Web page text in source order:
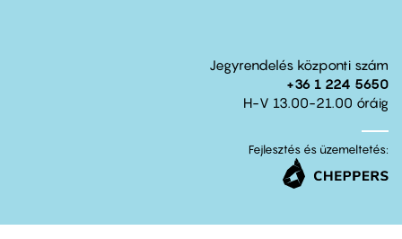
Jegyrendelés központi szám
+36 1 224 5650
H-V 13.00-21.00 óráig
Fejlesztés és üzemeltetés: